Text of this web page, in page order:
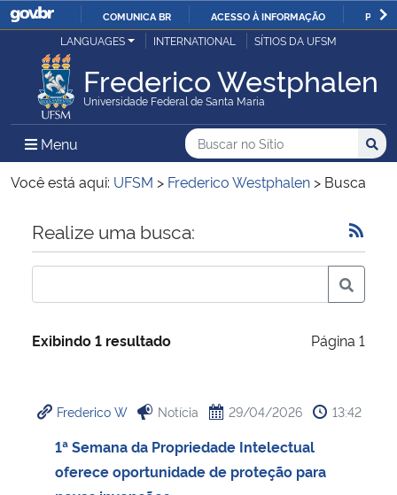
IR
O
COMUNICA BR ACESSO À INFORMAÇÃO
Ministério da Justiça e Segurança Pública
Ministério da Defesa
Ministério das Relações Exteriores
Ministério da Economia
Ministério da Infraestrutura
Ministério da Cidadania
LANGUAGES INTERNATIONAL SÍTIOS DA UFSM
Frederico Westphalen
Universidade Federal de Santa Maria
Menu Menu Principal do Sítio
Busca
Buscar no no Sítio
Busca:
Você está aqui: UFSM > Frederico Westphalen > Busca
Início do conteúdo
Realize uma busca:
Exibindo 1 resultado Página 1
Frederico W Notícia 29/04/2026 13:42
1ª Semana da Propriedade Intelectual
oferece oportunidade de proteção para